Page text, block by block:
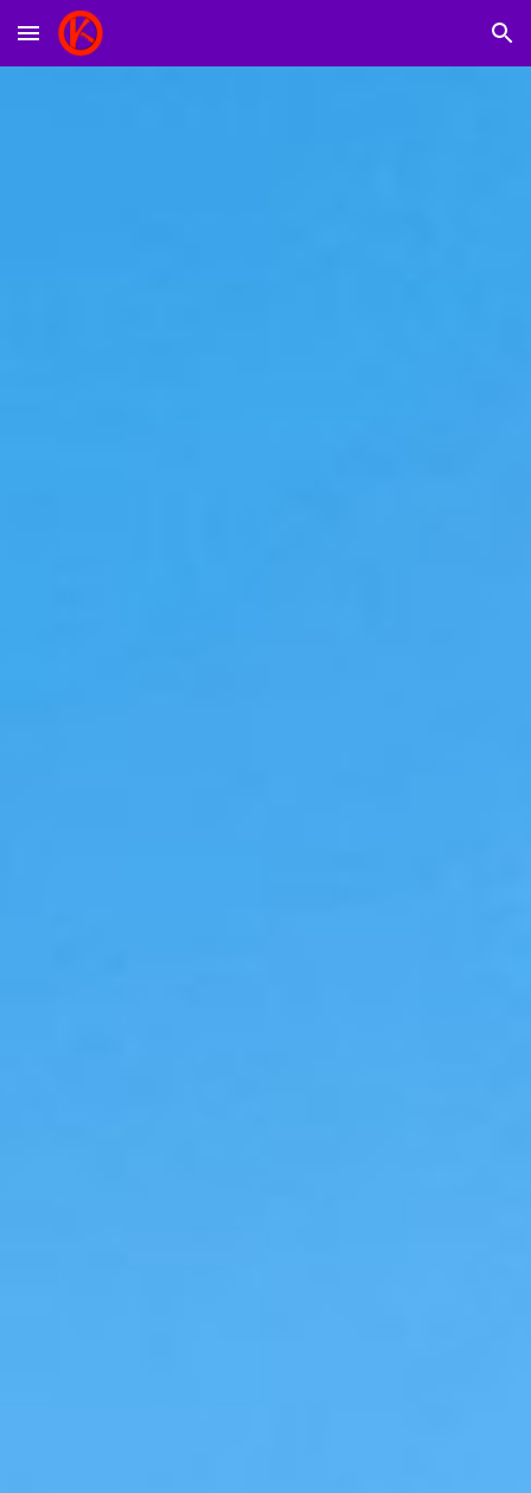
Skip to main content Skip to navigation